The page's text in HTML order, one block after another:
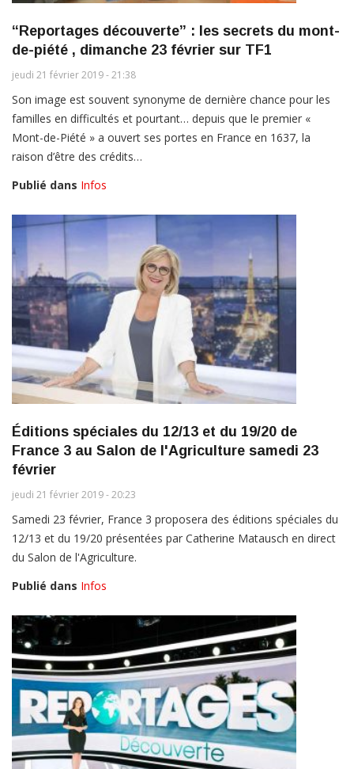
“Reportages découverte” : les secrets du mont-
de-piété , dimanche 23 février sur TF1
jeudi 21 février 2019 - 21:38
Son image est souvent synonyme de dernière chance pour les
familles en difficultés et pourtant… depuis que le premier «
Mont-de-Piété » a ouvert ses portes en France en 1637, la
raison d’être des crédits…
Publié dans Infos
Éditions spéciales du 12/13 et du 19/20 de
France 3 au Salon de l'Agriculture samedi 23
février
jeudi 21 février 2019 - 20:23
Samedi 23 février, France 3 proposera des éditions spéciales du
12/13 et du 19/20 présentées par Catherine Matausch en direct
du Salon de l'Agriculture.
Publié dans Infos